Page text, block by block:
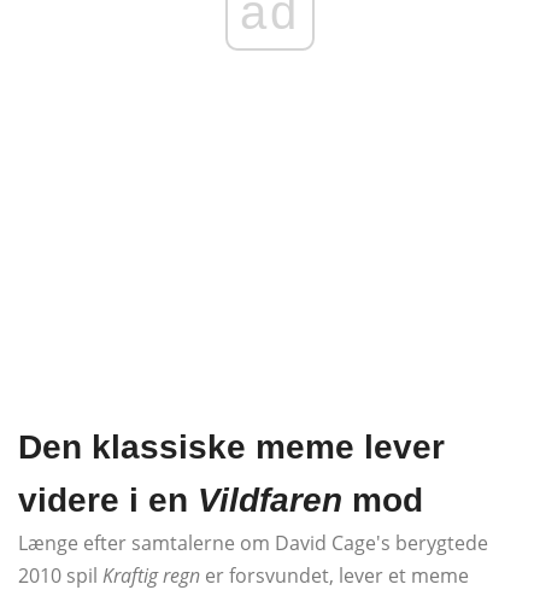
ad
Den klassiske meme lever
videre i en Vildfaren mod
Længe efter samtalerne om David Cage's berygtede
2010 spil Kraftig regn er forsvundet, lever et meme